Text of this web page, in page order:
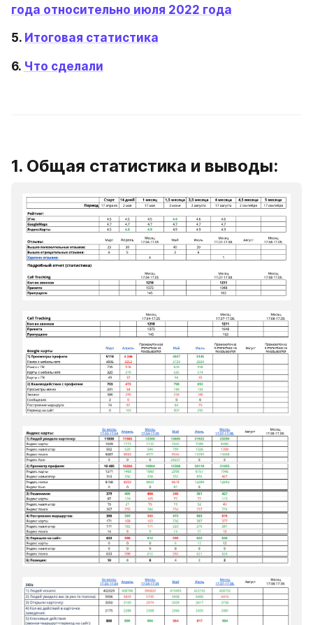
года относительно июля 2022 года
5. Итоговая статистика
6. Что сделали
1. Общая статистика и выводы: